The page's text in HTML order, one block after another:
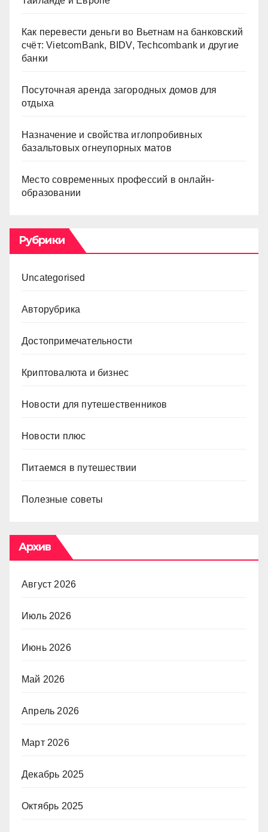
Как перевести деньги во Вьетнам на банковский
счёт: VietcomBank, BIDV, Techcombank и другие
банки
Посуточная аренда загородных домов для
отдыха
Назначение и свойства иглопробивных
базальтовых огнеупорных матов
Место современных профессий в онлайн-
образовании
Рубрики
Uncategorised
Авторубрика
Достопримечательности
Криптовалюта и бизнес
Новости для путешественников
Новости плюс
Питаемся в путешествии
Полезные советы
Архив
Август 2026
Июль 2026
Июнь 2026
Май 2026
Апрель 2026
Март 2026
Декабрь 2025
Октябрь 2025